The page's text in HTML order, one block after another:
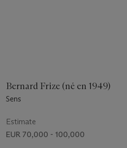
Bernard Frize (né en 1949)
Sens
Estimate
EUR 70,000 - 100,000